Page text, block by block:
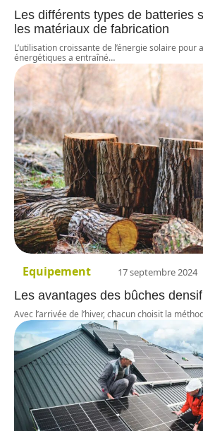
Les différents types de batteries
les matériaux de fabrication
L’utilisation croissante de l’énergie solaire pour
énergétiques a entraîné…
Equipement 17 septembre 2024
Les avantages des bûches
Avec l’arrivée de l’hiver, chacun choisit la